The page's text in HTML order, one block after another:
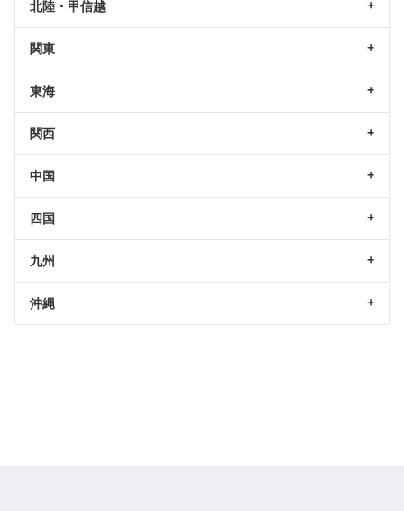
北陸・甲信越
関東
東海
関西
中国
四国
九州
沖縄